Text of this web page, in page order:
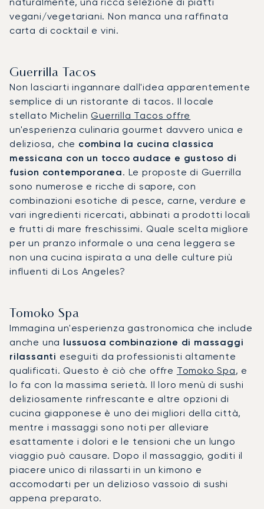
vegani/vegetariani. Non manca una raffinata
carta di cocktail e vini.
Guerrilla Tacos
Non lasciarti ingannare dall'idea apparentemente
semplice di un ristorante di tacos. Il locale
stellato MichelinGuerrilla Tacos offre
un'esperienza culinaria gourmet davvero unica e
deliziosa, che combina la cucina classica
messicana con un tocco audace e gustoso di
fusion contemporanea. Le proposte di Guerrilla
sono numerose e ricche di sapore, con
combinazioni esotiche di pesce, carne, verdure e
vari ingredienti ricercati, abbinati a prodotti locali
e frutti di mare freschissimi. Quale scelta migliore
per un pranzo informale o una cena leggera se
non una cucina ispirata a una delle culture più
influenti di Los Angeles?
Tomoko Spa
Immagina un'esperienza gastronomica che include
anche una lussuosa combinazione di massaggi
rilassanti eseguiti da professionisti altamente
qualificati. Questo è ciò che offre Tomoko Spa, e
lo fa con la massima serietà. Il loro menù di sushi
deliziosamente rinfrescante e altre opzioni di
cucina giapponese è uno dei migliori della città,
mentre i massaggi sono noti per alleviare
esattamente i dolori e le tensioni che un lungo
viaggio può causare. Dopo il massaggio, goditi il
piacere unico di rilassarti in un kimono e
accomodarti per un delizioso vassoio di sushi
appena preparato.